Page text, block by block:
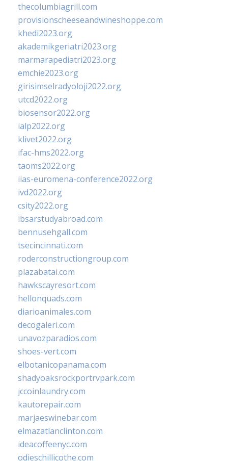
thecolumbiagrill.com
provisionscheeseandwineshoppe.com
khedi2023.org
akademikgeriatri2023.org
marmarapediatri2023.org
emchie2023.org
girisimselradyoloji2022.org
utcd2022.org
biosensor2022.org
ialp2022.org
klivet2022.org
ifac-hms2022.org
taoms2022.org
iias-euromena-conference2022.org
ivd2022.org
csity2022.org
ibsarstudyabroad.com
bennusehgall.com
tsecincinnati.com
roderconstructiongroup.com
plazabatai.com
hawkscayresort.com
hellonquads.com
diarioanimales.com
decogaleri.com
unavozparadios.com
shoes-vert.com
elbotanicopanama.com
shadyoaksrockportrvpark.com
jccoinlaundry.com
kautorepair.com
marjaeswinebar.com
elmazatlanclinton.com
ideacoffeenyc.com
odieschillicothe.com